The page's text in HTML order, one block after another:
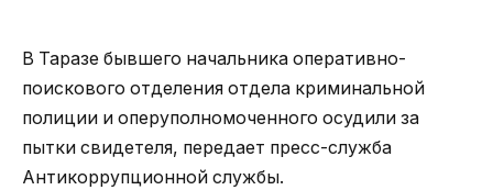
В Таразе бывшего начальника оперативно-
поискового отделения отдела криминальной
полиции и оперуполномоченного осудили за
пытки свидетеля, передает пресс-служба
Антикоррупционной службы.